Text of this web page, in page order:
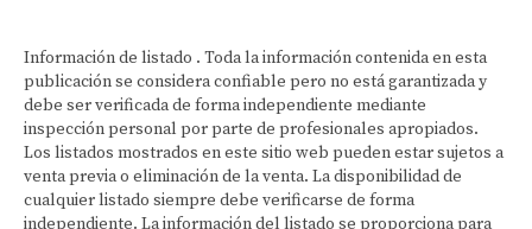
Información de listado . Toda la información contenida en esta
publicación se considera confiable pero no está garantizada y
debe ser verificada de forma independiente mediante
inspección personal por parte de profesionales apropiados.
Los listados mostrados en este sitio web pueden estar sujetos a
venta previa o eliminación de la venta. La disponibilidad de
cualquier listado siempre debe verificarse de forma
independiente. La información del listado se proporciona para